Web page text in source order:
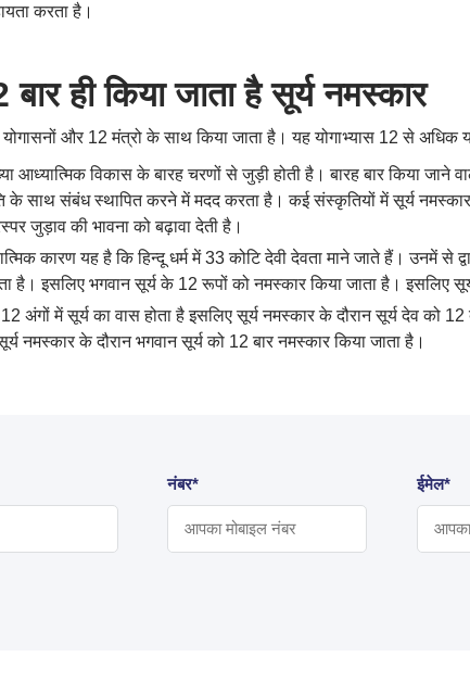
करता है।
ही किया जाता है सूर्य नमस्कार
और 12 मंत्रो के साथ किया जाता है। यह योगाभ्यास 12 से
आध्यात्मिक विकास के बारह चरणों से जुड़ी होती है। बारह बार किया जाने
के साथ संबंध स्थापित करने में मदद करता है। कई संस्कृतियों में सूर्य नमस्कार
जुड़ाव की भावना को बढ़ावा देती है।
कारण यह है कि हिन्दू धर्म में 33 कोटि देवी देवता माने जाते हैं। उनमें से
है। इसलिए भगवान सूर्य के 12 रूपों को नमस्कार किया जाता है। इसलिए
अंगों में सूर्य का वास होता है इसलिए सूर्य नमस्कार के दौरान सूर्य देव को
नमस्कार के दौरान भगवान सूर्य को 12 बार नमस्कार किया जाता है।
नंबर* ईमेल*